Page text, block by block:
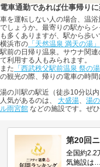
電車通勤であれば仕事帰り
車を運転しない人の場合、温
でしょうか。最寄りの駅から
も多くありますが、駅から歩
横浜市の 「天然温泉 満天の湯」
駅前の日帰り温泉。サウナ関
て利用する人もみられます。
また 「西武秩父駅前温泉 祭の湯
の観光の際、帰りの電車の時
湯の川駅の駅近（徒歩10分以
人気があるのは、 大盛湯 湯
ル雨宮館 などの施設です。ぜ
第20回
全国約2.2
気施設は…